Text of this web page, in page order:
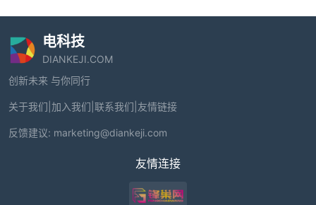
电科技
DIANKEJI.COM
创新未来 与你同行
关于我们 加入我们 联系我们 友情链接
反馈建议: marketing@diankeji.com
友情连接